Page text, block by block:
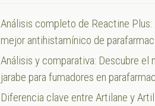
Análisis completo de Reactine Plus:
mejor antihistamínico de
Análisis y comparativa: Descubre el
jarabe para fumadores en
Diferencia clave entre Artilane y